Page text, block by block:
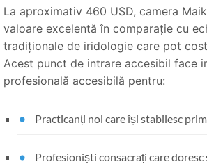
La aproximativ 460 USD, camera
valoare excelentă în comparație cu
tradiționale de iridologie care pot
Acest punct de intrare accesibil face
profesională accesibilă pentru:
Practicanți noi care își stabilesc
Profesioniști consacrați care doresc